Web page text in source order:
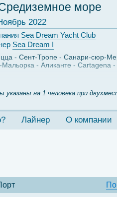
море
2022
Sea Dream Yacht Club
Sea Dream I
Сент-Тропе Санари-сюр-
Мальорка
Аликанте Cartagena
указаны на 1 человека при
Лайнер О компании